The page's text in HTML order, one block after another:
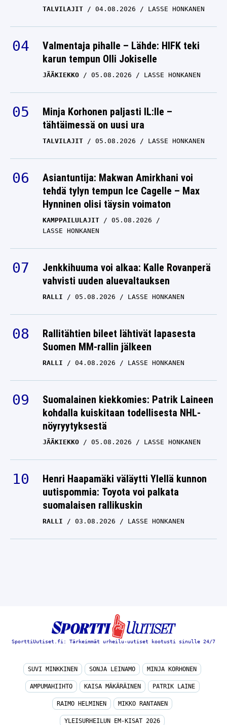
TALVILAJIT 04.08.2026 LASSE HONKANEN
Valmentaja pihalle – Lähde: HIFK teki
karun tempun Olli Jokiselle
JÄÄKIEKKO 05.08.2026 LASSE HONKANEN
Minja Korhonen paljasti IL:lle –
tähtäimessä on uusi ura
TALVILAJIT 05.08.2026 LASSE HONKANEN
Asiantuntija: Makwan Amirkhani voi
tehdä tylyn tempun Ice Cagelle – Max
Hynninen olisi täysin voimaton
KAMPPAILULAJIT
05.08.2026
LASSE HONKANEN
Jenkkihuuma voi alkaa: Kalle Rovanperä
vahvisti uuden aluevaltauksen
RALLI 05.08.2026 LASSE HONKANEN
Rallitähtien bileet lähtivät lapasesta
Suomen MM-rallin jälkeen
RALLI 04.08.2026 LASSE HONKANEN
Suomalainen kiekkomies: Patrik Laineen
kohdalla kuiskitaan todellisesta NHL-
nöyryytyksestä
JÄÄKIEKKO 05.08.2026 LASSE HONKANEN
Henri Haapamäki väläytti Ylellä kunnon
uutispommia: Toyota voi palkata
suomalaisen rallikuskin
RALLI 03.08.2026 LASSE HONKANEN
SporttiUutiset.fi: Tärkeimmät urheilu-uutiset kootusti sinulle 24/7
AMPUMAHIIHTO KAISA MÄKÄRÄINEN PATRIK LAINE
RAIMO HELMINEN MIKKO RANTANEN
YLEISURHEILUN EM-KISAT 2026